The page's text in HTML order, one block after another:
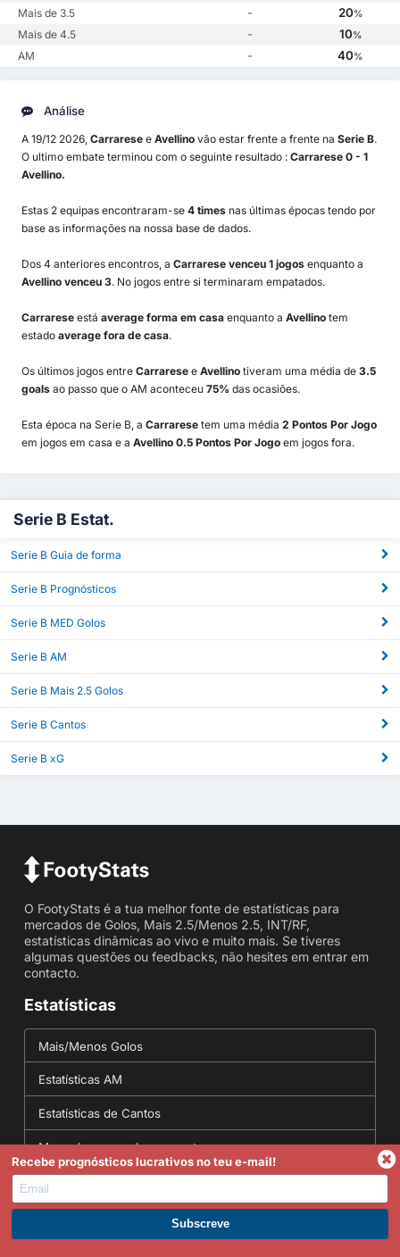
Mais de 3.5 - 20%
Mais de 4.5 - 10%
AM - 40%
Análise
A 19/12 2026, Carrarese e Avellino vão estar frente a frente na Serie B.
O ultimo embate terminou com o seguinte resultado : Carrarese 0 - 1
Avellino.
Estas 2 equipas encontraram-se 4 times nas últimas épocas tendo por
base as informações na nossa base de dados.
Dos 4 anteriores encontros, a Carrarese venceu 1 jogos enquanto a
Avellino venceu 3. No jogos entre si terminaram empatados.
Carrarese está average forma em casa enquanto a Avellino tem
estado average fora de casa.
Os últimos jogos entre Carrarese e Avellino tiveram uma média de 3.5
goals ao passo que o AM aconteceu 75% das ocasiões.
Esta época na Serie B, a Carrarese tem uma média 2 Pontos Por Jogo
em jogos em casa e a Avellino 0.5 Pontos Por Jogo em jogos fora.
Serie B Estat.
Serie B Guia de forma
Serie B Prognósticos
Serie B MED Golos
Serie B AM
Serie B Mais 2.5 Golos
Serie B Cantos
Serie B xG
O FootyStats é a tua melhor fonte de estatísticas para
mercados de Golos, Mais 2.5/Menos 2.5, INT/RF,
estatísticas dinâmicas ao vivo e muito mais. Se tiveres
algumas questões ou feedbacks, não hesites em entrar em
contacto.
Estatísticas
Mais/Menos Golos
Estatísticas AM
Estatísticas de Cantos
Marcados em ambas as partes
Estatísticas placar exato
Torna-te Premium
Recebe prognósticos lucrativos no teu e-mail!